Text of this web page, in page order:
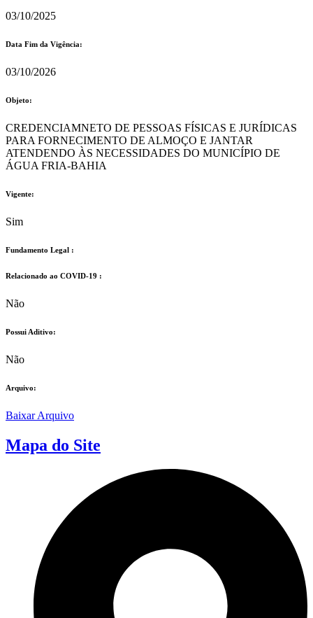
03/10/2025
Data Fim da Vigência:
03/10/2026
Objeto:
CREDENCIAMNETO DE PESSOAS FÍSICAS E JURÍDICAS
PARA FORNECIMENTO DE ALMOÇO E JANTAR
ATENDENDO ÀS NECESSIDADES DO MUNICÍPIO DE
ÁGUA FRIA-BAHIA
Vigente:
Sim
Fundamento Legal :​
Relacionado ao COVID-19 :​
Não
Possui Aditivo:​
Não
Arquivo:
Baixar Arquivo
Mapa do Site